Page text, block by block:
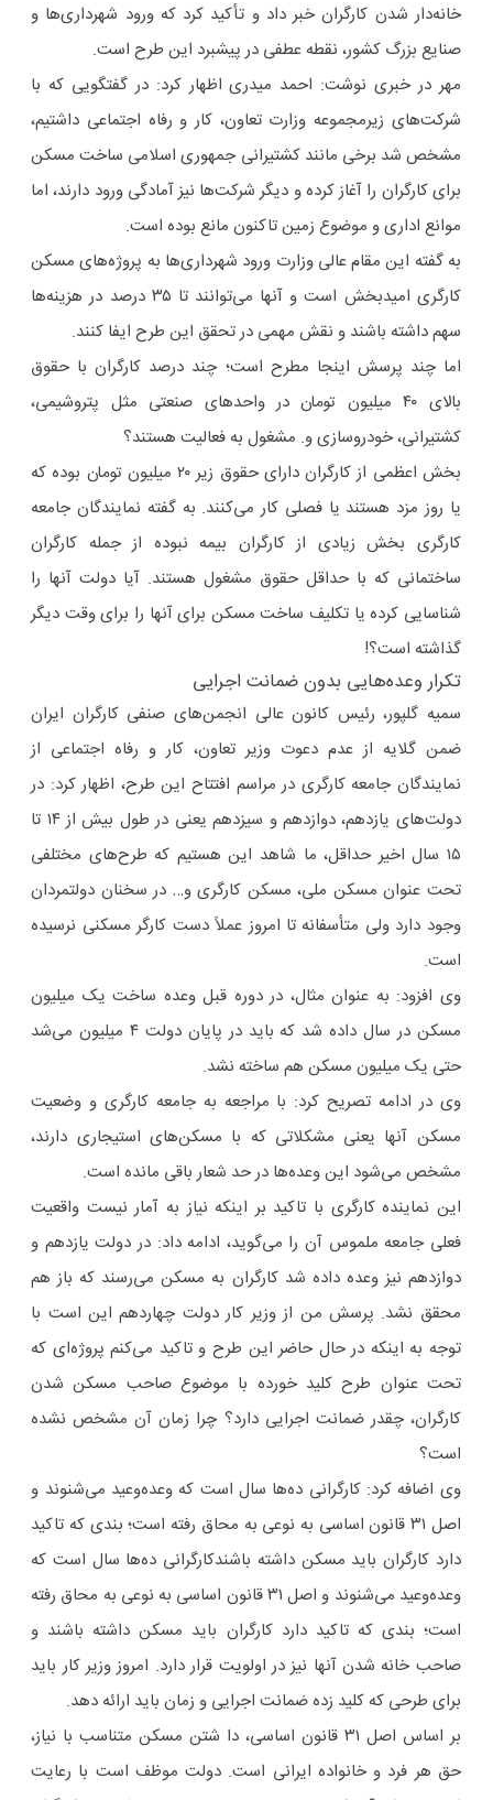
خانه‌دار شدن کارگران خبر داد و تأکید کرد که ورود شهرداری‌ها و
صنایع بزرگ کشور، نقطه عطفی در پیشبرد این طرح است.
مهر در خبری نوشت: احمد میدری اظهار کرد: در گفتگویی که با
شرکت‌های زیرمجموعه وزارت تعاون، کار و رفاه اجتماعی داشتیم،
مشخص شد برخی مانند کشتیرانی جمهوری اسلامی ساخت مسکن
برای کارگران را آغاز کرده و دیگر شرکت‌ها نیز آمادگی ورود دارند، اما
موانع اداری و موضوع زمین تاکنون مانع بوده است.
به گفته این مقام عالی وزارت ورود شهرداری‌ها به پروژه‌های مسکن
کارگری امیدبخش است و آنها می‌توانند تا ۳۵ درصد در هزینه‌ها
سهم داشته باشند و نقش مهمی در تحقق این طرح ایفا کنند.
اما چند پرسش اینجا مطرح است؛ چند درصد کارگران با حقوق
بالای ۴۰ میلیون تومان در واحدهای صنعتی مثل پتروشیمی،
کشتیرانی، خودروسازی و. مشغول به فعالیت هستند؟
بخش اعظمی از کارگران دارای حقوق زیر ۲۰ میلیون تومان بوده که
یا روز مزد هستند یا فصلی کار می‌کنند. به گفته نمایندگان جامعه
کارگری بخش زیادی از کارگران بیمه نبوده از جمله کارگران
ساختمانی که با حداقل حقوق مشغول هستند. آیا دولت آنها را
شناسایی کرده یا تکلیف ساخت مسکن برای آنها را برای وقت دیگر
گذاشته است؟!
تکرار وعده‌هایی بدون ضمانت اجرایی
سمیه گلپور، رئیس کانون عالی انجمن‌های صنفی کارگران ایران
ضمن گلایه از عدم دعوت وزیر تعاون، کار و رفاه اجتماعی از
نمایندگان جامعه کارگری در مراسم افتتاح این طرح، اظهار کرد: در
دولت‌های یازدهم، دوازدهم و سیزدهم یعنی در طول بیش از ۱۴ تا
۱۵ سال اخیر حداقل، ما شاهد این هستیم که طرح‌های مختلفی
تحت عنوان مسکن ملی، مسکن کارگری و… در سخنان دولتمردان
وجود دارد ولی متأسفانه تا امروز عملاً دست کارگر مسکنی نرسیده
است.
وی افزود: به عنوان مثال، در دوره قبل وعده ساخت یک میلیون
مسکن در سال داده شد که باید در پایان دولت ۴ میلیون می‌شد
حتی یک میلیون مسکن هم ساخته نشد.
وی در ادامه تصریح کرد: با مراجعه به جامعه کارگری و وضعیت
مسکن آنها یعنی مشکلاتی که با مسکن‌های استیجاری دارند،
مشخص می‌شود این وعده‌ها در حد شعار باقی مانده است.
این نماینده کارگری با تاکید بر اینکه نیاز به آمار نیست واقعیت
فعلی جامعه ملموس آن را می‌گوید، ادامه داد: در دولت یازدهم و
دوازدهم نیز وعده داده شد کارگران به مسکن می‌رسند که باز هم
محقق نشد. پرسش من از وزیر کار دولت چهاردهم این است با
توجه به اینکه در حال حاضر این طرح و تاکید می‌کنم پروژه‌ای که
تحت عنوان طرح کلید خورده با موضوع صاحب مسکن شدن
کارگران، چقدر ضمانت اجرایی دارد؟ چرا زمان آن مشخص نشده
است؟
وی اضافه کرد: کارگرانی ده‌ها سال است که وعده‌وعید می‌شنوند و
اصل ۳۱ قانون اساسی به نوعی به محاق رفته است؛ بندی که تاکید
دارد کارگران باید مسکن داشته باشندکارگرانی ده‌ها سال است که
وعده‌وعید می‌شنوند و اصل ۳۱ قانون اساسی به نوعی به محاق رفته
است؛ بندی که تاکید دارد کارگران باید مسکن داشته باشند و
صاحب خانه شدن آنها نیز در اولویت قرار دارد. امروز وزیر کار باید
برای طرحی که کلید زده ضمانت اجرایی و زمان باید ارائه دهد.
بر اساس اصل ۳۱ قانون اساسی، دا شتن مسکن متناسب با نیاز،
حق هر فرد و خانواده ایرانی است. دولت موظف است با رعایت